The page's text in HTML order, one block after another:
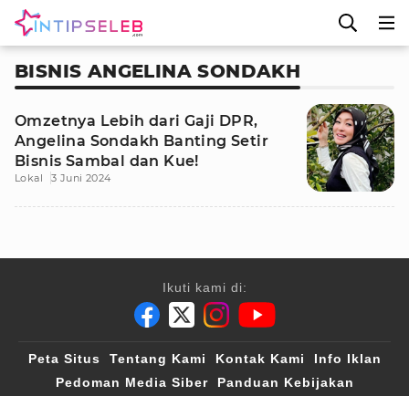
BISNIS ANGELINA SONDAKH
Omzetnya Lebih dari Gaji DPR,
Angelina Sondakh Banting Setir
Bisnis Sambal dan Kue!
Lokal 3 Juni 2024
Ikuti kami di:
Peta Situs Tentang Kami Kontak Kami
Info Iklan
Pedoman Media Siber
Panduan Kebijakan